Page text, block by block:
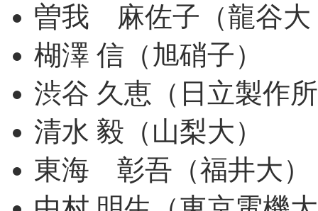
曽我 麻佐子（龍谷大
楜澤 信（旭硝子）
渋谷 久恵（日立製作
清水 毅（山梨大）
東海 彰吾（福井大）